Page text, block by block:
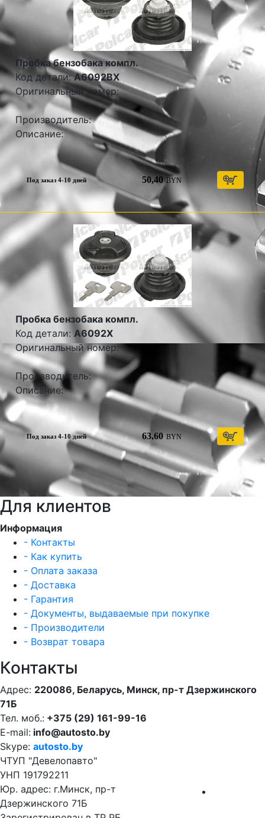
Пробка бензобака компл.
Код детали:A6092BX
Оригинальный номер:
Производитель:
Описание:
Под заказ 4-10 дней 50,40 BYN
Пробка бензобака компл.
Код детали: A6092X
Оригинальный номер:
Производитель:
Описание:
Под заказ 4-10 дней 63,60 BYN
Для клиентов
Информация
- Контакты
- Как купить
- Оплата заказа
- Доставка
- Гарантия
- Документы, выдаваемые при покупке
- Производители
- Возврат товара
Контакты
Адрес: 220086, Беларусь, Минск, пр-т Дзержинского
71Б
Тел. моб.: +375 (29) 161-99-16
E-mail: info@autosto.by
Skype: autosto.by
ЧТУП "Девелопавто"
УНП 191792211
Юр. адрес: г.Минск, пр-т
Дзержинского 71Б